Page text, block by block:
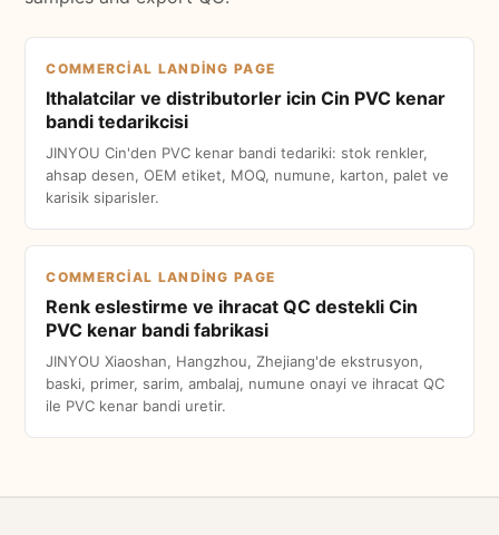
COMMERCIAL LANDING PAGE
Ithalatcilar ve distributorler icin Cin PVC kenar
bandi tedarikcisi
JINYOU Cin'den PVC kenar bandi tedariki: stok renkler,
ahsap desen, OEM etiket, MOQ, numune, karton, palet ve
karisik siparisler.
COMMERCIAL LANDING PAGE
Renk eslestirme ve ihracat QC destekli Cin
PVC kenar bandi fabrikasi
JINYOU Xiaoshan, Hangzhou, Zhejiang'de ekstrusyon,
baski, primer, sarim, ambalaj, numune onayi ve ihracat QC
ile PVC kenar bandi uretir.